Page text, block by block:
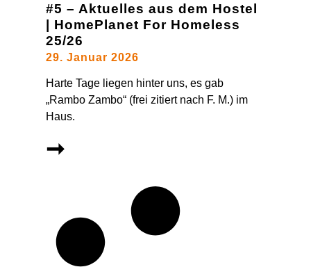
#5 – Aktuelles aus dem Hostel
| HomePlanet For Homeless
25/26
29. Januar 2026
Harte Tage liegen hinter uns, es gab
„Rambo Zambo“ (frei zitiert nach F. M.) im
Haus.
➞